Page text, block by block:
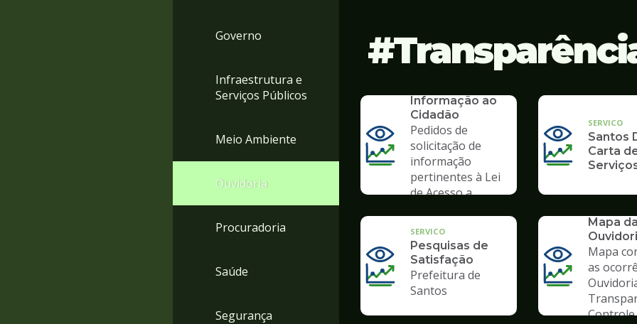
Governo
Infraestrutura e
Serviços Públicos
Meio Ambiente
Ouvidoria
Procuradoria
Saúde
Segurança
Informação ao
Cidadão
Pedidos de
solicitação de
informação
pertinentes à Lei
de Acesso a
SERVICO
Santos
Carta
SERVICO
Pesquisas de
Satisfação
Prefeitura de
Santos
Mapa
Mapa
as
Controle